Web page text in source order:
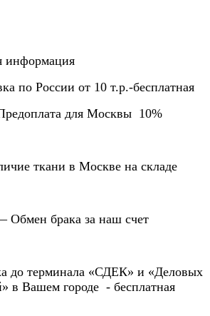
информация
по России от 10 т.р.-бесплатная
для Москвы 10%
ткани в Москве на складе
Обмен брака за наш счет
до терминала «СДЕК» и «Деловых
в Вашем городе - бесплатная